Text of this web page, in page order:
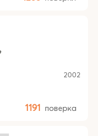
2002
1191 поверка